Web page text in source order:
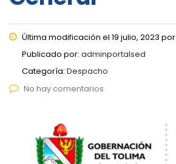
Última modificación el 19 julio, 2023 por
Publicado por: adminportalsed
Categoría: Despacho
No hay comentarios